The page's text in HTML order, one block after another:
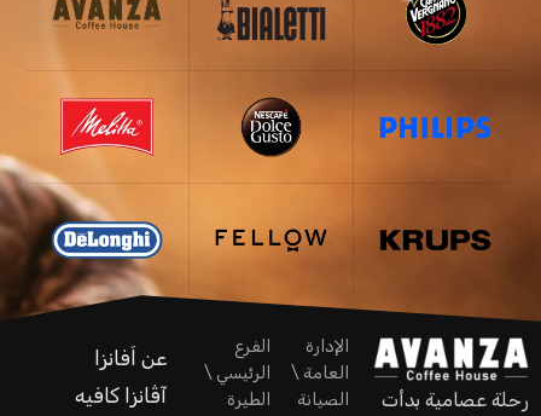
رحلة عصامية بدأت
الإدارة
العامة \
الصيانة
الفرع
الرئيسي \
الطيرة
عن اَفانزا
آڤانزا كافيه